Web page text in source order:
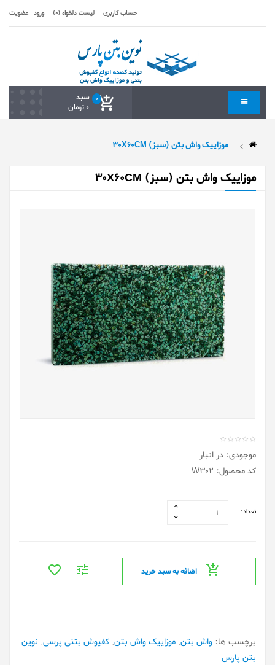
حساب کاربری لیست دلخواه (0) ورود عضویت
سبد 0
0 تومان
موزاییک واش بتن (سبز) 30X60CM
موزاییک واش بتن (سبز) 30X60CM
موجودی: در انبار
کد محصول: W302
تعداد:
اضافه به سبد خرید
برچسب ها: واش بتن, موزاییک واش بتن, کفپوش بتنی پرسی, نوین
بتن پارس